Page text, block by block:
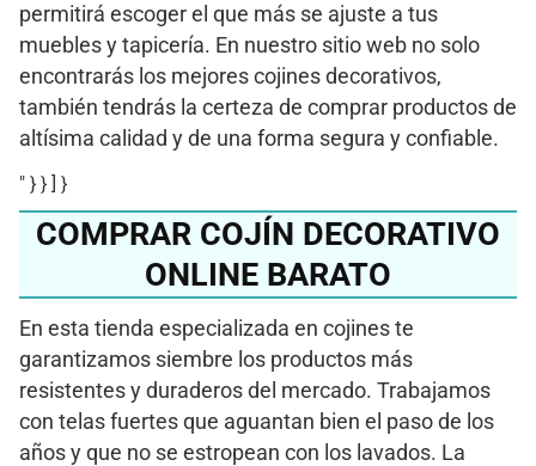
permitirá escoger el que más se ajuste a tus
muebles y tapicería. En nuestro sitio web no solo
encontrarás los mejores cojines decorativos,
también tendrás la certeza de comprar productos de
altísima calidad y de una forma segura y confiable.
" } } ] }
COMPRAR COJÍN DECORATIVO
ONLINE BARATO
En esta tienda especializada en cojines te
garantizamos siembre los productos más
resistentes y duraderos del mercado. Trabajamos
con telas fuertes que aguantan bien el paso de los
años y que no se estropean con los lavados. La